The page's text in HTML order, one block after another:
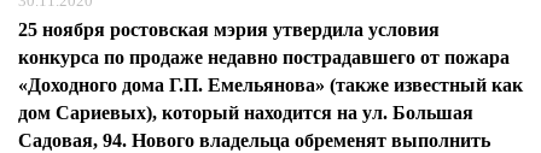
25 ноября ростовская мэрия утвердила условия
конкурса по продаже недавно пострадавшего от пожара
«Доходного дома Г.П. Емельянова» (также известный как
дом Сариевых), который находится на ул. Большая
Садовая, 94. Нового владельца обременят выполнить